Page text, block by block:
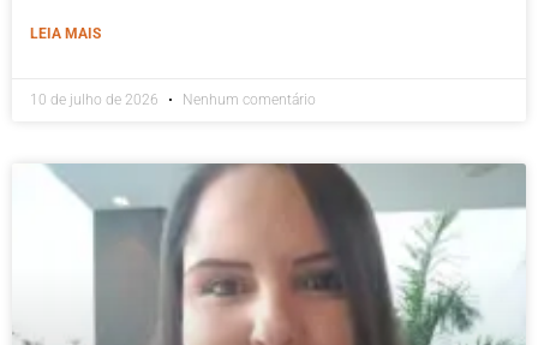
LEIA MAIS
10 de julho de 2026 Nenhum comentário